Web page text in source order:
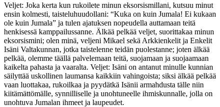
Veljet: Joka kerta kun rukoilete minun eksorsismillani, kutsuu minut
ensin kolmesti, taisteluhuudollani: “Kuka on kuin Jumala! Ei kukaan
ole kuin Jumala” ja tulen ajatuksen nopeudella auttamaan teitä
henkisessä kamppailussanne. Älkää pelkää veljet, suorittakaa minun
eksorsismini; olen minä, veljeni Mikael sekä Arkkienkelit ja Enkelit
Isäni Valtakunnan, jotka taistelenne teidän puolestanne; joten älkää
pelkää, olemme täällä palvelemaan teitä, suojamaan ja suojaamaan
kaikelta pahasta ja vaaralta. Veljet: Isäni on antanut minulle kunnian
säilyttää uskollinen laumansa kaikkiin vahingoista; siksi älkää pelkää
vaan luottakaa, rukoilkaa ja pyydätkä Isänii armahdusta tälle niin
kiitämättömälle, synnilliselle ja unohtuneelle ihmiskunnalle, jolla on
unohtuva Jumalan ihmeet ja laupeudet.